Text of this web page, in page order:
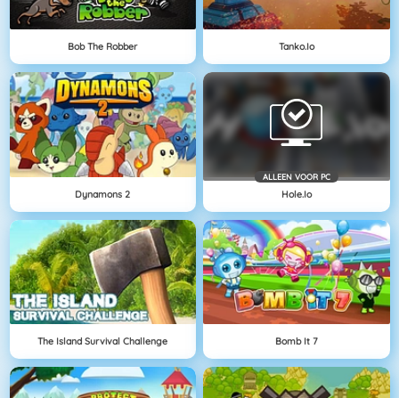
Bob The Robber Tanko.io
Dynamons 2
ALLEEN VOOR PC
Hole.io
The Island Survival Challenge Bomb It 7